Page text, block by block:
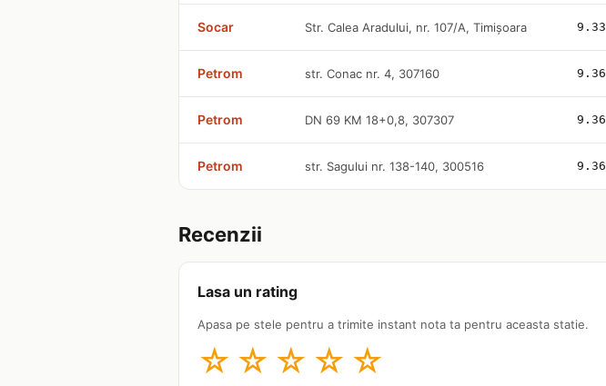
Socar Str. Calea Aradului, nr. 107/A, Timișoara 9.33
Petrom str. Conac nr. 4, 307160 9.36
Petrom DN 69 KM 18+0,8, 307307 9.36
Petrom str. Sagului nr. 138-140, 300516 9.36
Recenzii
Lasa un rating
Apasa pe stele pentru a trimite instant nota ta pentru aceasta statie.
☆ ☆ ☆ ☆ ☆